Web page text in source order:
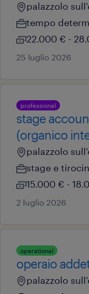
palazzolo
tempo
22.000 € -
25 luglio 2026
professional
stage
(organico
palazzolo
stage e
15.000 € -
2 luglio 2026
operational
operaio
palazzolo